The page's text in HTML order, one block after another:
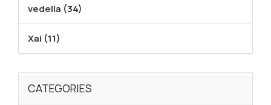
vedella (34)
Xai (11)
CATEGORIES